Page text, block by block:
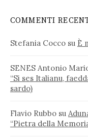
COMMENTI
Stefania Cocco su È
SENES Antonio
“Si ses Italianu,
sardo)
Flavio Rubbo su
“Pietra della